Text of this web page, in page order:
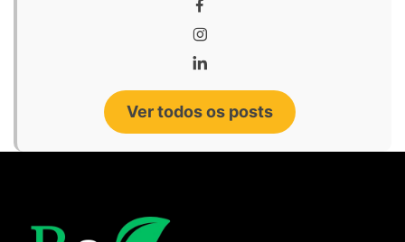
Ver todos os posts